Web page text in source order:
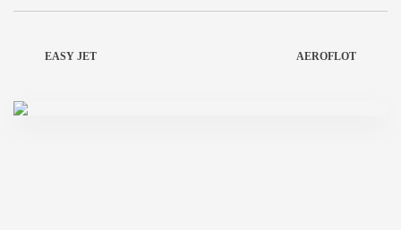
EASY JET AEROFLOT